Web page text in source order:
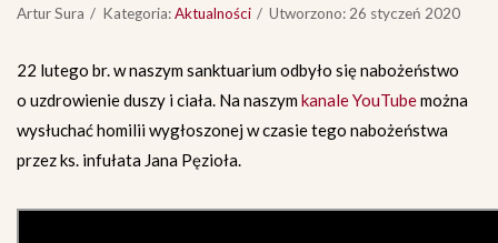
Artur Sura Kategoria:Aktualności Utworzono: 26 styczeń 2020
22 lutego br. w naszym sanktuarium odbyło się nabożeństwo
o uzdrowienie duszy i ciała. Na naszymkanale YouTubemożna
wysłuchać homilii wygłoszonej w czasie tego nabożeństwa
przez ks. infułata Jana Pęzioła.